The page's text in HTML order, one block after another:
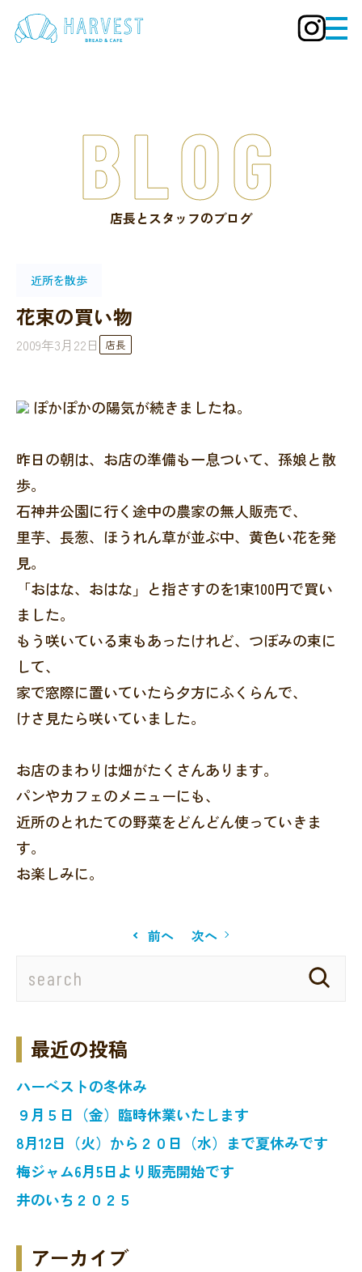
店長とスタッフのブログ
BLOG
近所を散歩
花束の買い物
2009年3月22日 店長
ぽかぽかの陽気が続きましたね。
昨日の朝は、お店の準備も一息ついて、孫娘と散
歩。
石神井公園に行く途中の農家の無人販売で、
里芋、長葱、ほうれん草が並ぶ中、黄色い花を発
見。
「おはな、おはな」と指さすのを1束100円で買い
ました。
もう咲いている束もあったけれど、つぼみの束に
して、
家で窓際に置いていたら夕方にふくらんで、
けさ見たら咲いていました。
お店のまわりは畑がたくさんあります。
パンやカフェのメニューにも、
近所のとれたての野菜をどんどん使っていきま
す。
お楽しみに。
前へ 次へ
最近の投稿
ハーベストの冬休み
９月５日（金）臨時休業いたします
8月12日（火）から２０日（水）まで夏休みです
梅ジャム6月5日より販売開始です
井のいち２０２５
アーカイブ